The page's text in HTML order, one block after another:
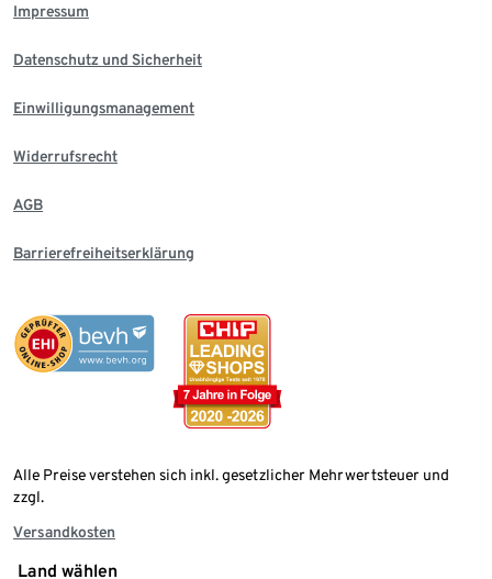
Impressum
Datenschutz und Sicherheit
Einwilligungsmanagement
Widerrufsrecht
AGB
Barrierefreiheitserklärung
Alle Preise verstehen sich inkl. gesetzlicher Mehrwertsteuer und
zzgl.
Versandkosten
Land wählen